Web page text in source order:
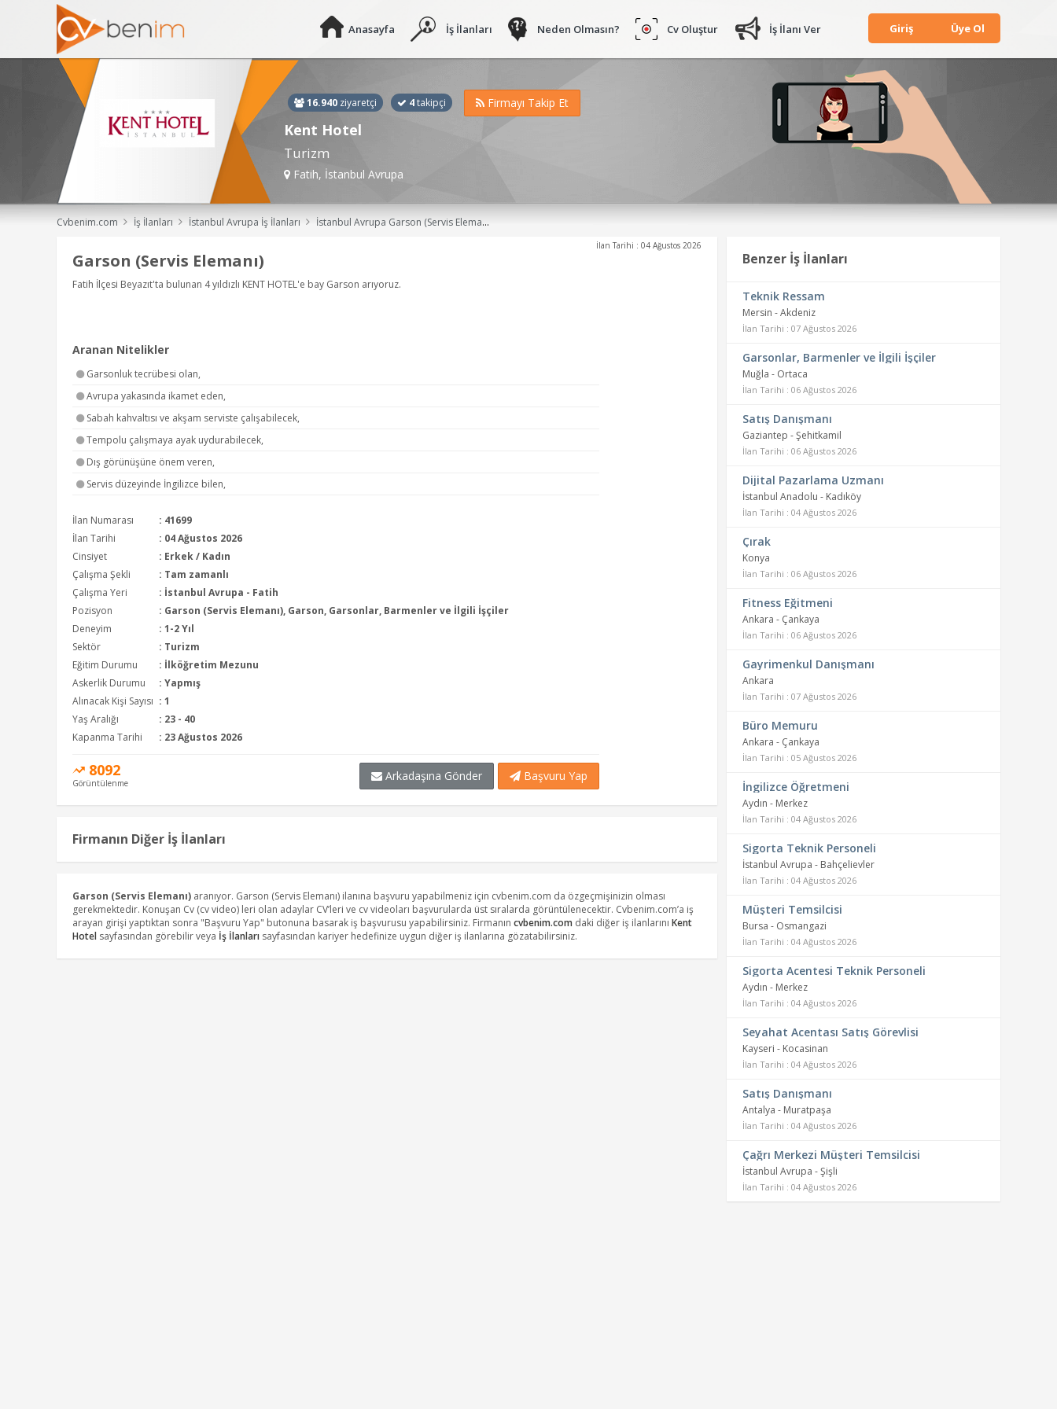
Anasayfa İş İlanları Neden Olmasın? Cv Oluştur İş İlanı Ver Giriş Üye Ol
16.940 ziyaretçi 4takipçi Firmayı Takip Et
Kent Hotel
Turizm
Fatih, İstanbul Avrupa
Cvbenim.com İş İlanları İstanbul Avrupa İş İlanları İstanbul Avrupa Garson (Servis Elemanı), Garson, Garsonlar, Barmenler ve İlgili İşçiler, Servis Garsonu, Turizm ve Otelcilik Elemanı, Turizm ve Otel İşletmeciliği Meslek Elemanı, Personel, Öğrenci, Yeni Mezun, Komi İş İlanları
İlan Tarihi : 04 Ağustos 2026
Garson (Servis Elemanı)
Fatih İlçesi Beyazıt'ta bulunan 4 yıldızlı KENT HOTEL'e bay Garson arıyoruz.
Aranan Nitelikler
Garsonluk tecrübesi olan,
Avrupa yakasında ikamet eden,
Sabah kahvaltısı ve akşam serviste çalışabilecek,
Tempolu çalışmaya ayak uydurabilecek,
Dış görünüşüne önem veren,
Servis düzeyinde İngilizce bilen,
İlan Numarası
: 41699
İlan Tarihi
: 04 Ağustos 2026
Cinsiyet
: Erkek / Kadın
Çalışma Şekli
: Tam zamanlı
Çalışma Yeri
: İstanbul Avrupa - Fatih
Pozisyon
: Garson (Servis Elemanı), Garson, Garsonlar, Barmenler ve İlgili İşçiler
Deneyim
: 1-2 Yıl
Sektör
: Turizm
Eğitim Durumu
: İlköğretim Mezunu
Askerlik Durumu
: Yapmış
Alınacak Kişi Sayısı : 1
Yaş Aralığı
: 23 - 40
Kapanma Tarihi
: 23 Ağustos 2026
8092
Görüntülenme Başvuru Yap
Arkadaşına Gönder
Firmanın Diğer İş İlanları
Garson (Servis Elemanı) aranıyor. Garson (Servis Elemanı) ilanına başvuru yapabilmeniz için cvbenim.com da özgeçmişinizin olması
gerekmektedir. Konuşan Cv (cv video) leri olan adaylar CV’leri ve cv videoları başvurularda üst sıralarda görüntülenecektir. Cvbenim.com’a iş
arayan girişi yaptıktan sonra "Başvuru Yap" butonuna basarak iş başvurusu yapabilirsiniz. Firmanın cvbenim.com daki diğer iş ilanlarını Kent
Hotel sayfasından görebilir veya İş İlanları sayfasından kariyer hedefinize uygun diğer iş ilanlarına gözatabilirsiniz.
Benzer İş İlanları
Teknik Ressam
Mersin - Akdeniz
İlan Tarihi : 07 Ağustos 2026
Garsonlar, Barmenler ve İlgili İşçiler
Muğla - Ortaca
İlan Tarihi : 06 Ağustos 2026
Satış Danışmanı
Gaziantep - Şehitkamil
İlan Tarihi : 06 Ağustos 2026
Dijital Pazarlama Uzmanı
İstanbul Anadolu - Kadıköy
İlan Tarihi : 04 Ağustos 2026
Çırak
Konya
İlan Tarihi : 06 Ağustos 2026
Fitness Eğitmeni
Ankara - Çankaya
İlan Tarihi : 06 Ağustos 2026
Gayrimenkul Danışmanı
Ankara
İlan Tarihi : 07 Ağustos 2026
Büro Memuru
Ankara - Çankaya
İlan Tarihi : 05 Ağustos 2026
İngilizce Öğretmeni
Aydın - Merkez
İlan Tarihi : 04 Ağustos 2026
Sigorta Teknik Personeli
İstanbul Avrupa - Bahçelievler
İlan Tarihi : 04 Ağustos 2026
Müşteri Temsilcisi
Bursa - Osmangazi
İlan Tarihi : 04 Ağustos 2026
Sigorta Acentesi Teknik Personeli
Aydın - Merkez
İlan Tarihi : 04 Ağustos 2026
Seyahat Acentası Satış Görevlisi
Kayseri - Kocasinan
İlan Tarihi : 04 Ağustos 2026
Satış Danışmanı
Antalya - Muratpaşa
İlan Tarihi : 04 Ağustos 2026
Çağrı Merkezi Müşteri Temsilcisi
İstanbul Avrupa - Şişli
İlan Tarihi : 04 Ağustos 2026